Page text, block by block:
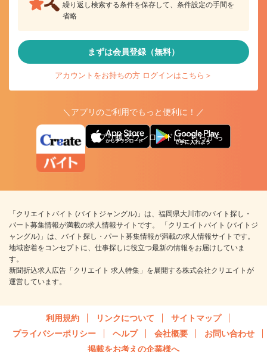
繰り返し検索する条件を保存して、条件設定の手間を
省略
まずは会員登録（無料）
アカウントをお持ちの方 ログインはこちら＞
＼アプリのご利用でもっと便利に！／
アプリ版ダウンロードはこちらから
「クリエイトバイト (バイトジャングル)」は、福岡県大川市のバイト探し・
パート募集情報が満載の求人情報サイトです。 「クリエイトバイト (バイトジ
ャングル)」は、バイト探し・パート募集情報が満載の求人情報サイトです。
地域密着をコンセプトに、仕事探しに役立つ最新の情報をお届けしていま
す。
新聞折込求人広告「クリエイト 求人特集」を展開する株式会社クリエイトが
運営しています。
利用規約 リンクについて
サイトマップ
プライバシーポリシー
ヘルプ 会社概要
お問い合わせ
掲載をお考えの企業様へ